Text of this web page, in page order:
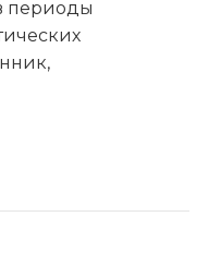
периоды